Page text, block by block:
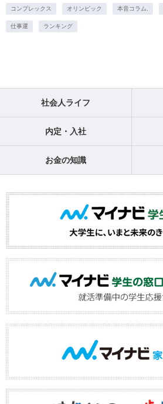
コンプレックス オリンピック 本音コラム.
仕事運 ランキング
社会人ライフ
内定・入社
お金の知識